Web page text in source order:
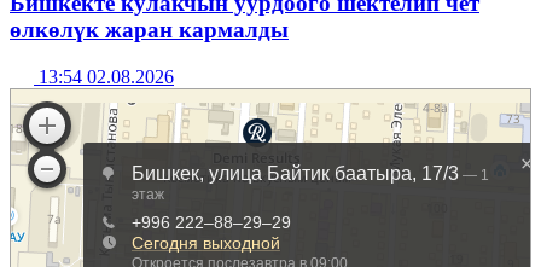
өлкөлүк жаран кармалды
13:54 02.08.2026